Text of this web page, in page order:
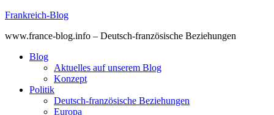
Skip
content
Frankreich-Blog
www.france-blog.info – Deutsch-französische Beziehungen
Blog
Aktuelles auf unserem Blog
Konzept
Politik
Deutsch-französische Beziehungen
Europa